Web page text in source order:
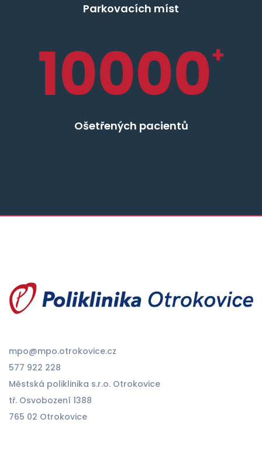
Parkovacích míst
10000+
Ošetřených pacientů
mpo@mpo.otrokovice.cz
577 922 228
Městská poliklinika s.r.o. Otrokovice
tř. Osvobození 1388
765 02 Otrokovice